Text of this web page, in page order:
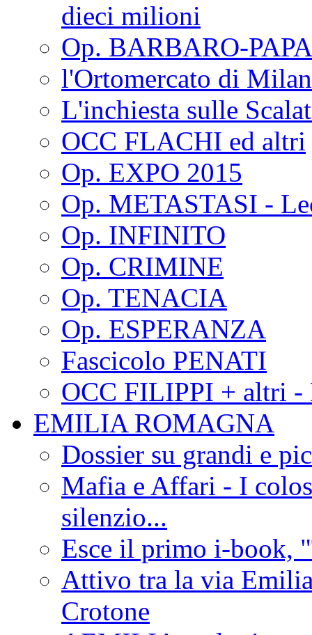
dieci milioni
Op. BARBARO-
l'Ortomercato di
L'inchiesta sulle
OCC FLACHI ed altri
Op. EXPO 2015
Op. METASTASI -
Op. INFINITO
Op. CRIMINE
Op. TENACIA
Op. ESPERANZA
Fascicolo PENATI
OCC FILIPPI + altri -
EMILIA ROMAGNA
Dossier su grandi e
Mafia e Affari - I
silenzio...
Esce il primo i-book,
Attivo tra la via
Crotone